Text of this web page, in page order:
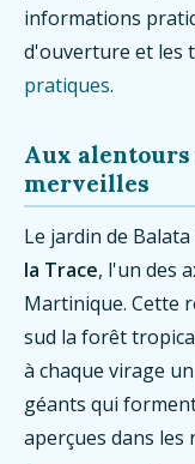
informations
d'ouverture et les
pratiques.
Aux alentours
merveilles
Le jardin de
la Trace, l'un des
Martinique. Cette
sud la forêt
à chaque virage
géants qui
aperçues dans